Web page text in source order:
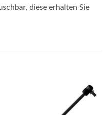
diese erhalten Sie